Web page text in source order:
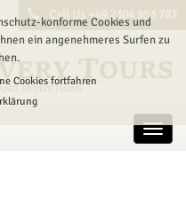
Call Us +49 2304 953 787
konforme Cookies und
ein angenehmeres Surfen zu
Cookies fortfahren